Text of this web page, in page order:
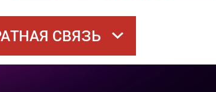
СВЯЗЬ